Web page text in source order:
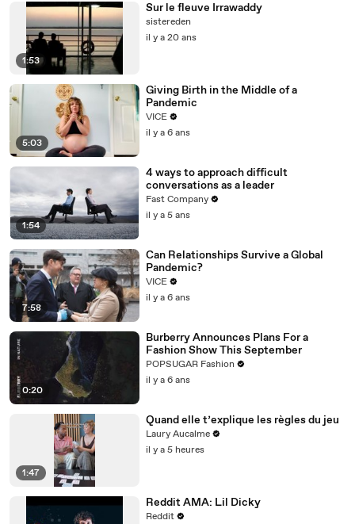
1:53
Sur le fleuve Irrawaddy
sistereden
il y a 20 ans
5:03
Giving Birth in the Middle of a
Pandemic
VICE
il y a 6 ans
1:54
4 ways to approach difficult
conversations as a leader
Fast Company
il y a 5 ans
7:58
Can Relationships Survive a Global
Pandemic?
VICE
il y a 6 ans
0:20
Burberry Announces Plans For a
Fashion Show This September
POPSUGAR Fashion
il y a 6 ans
1:47
Quand elle t’explique les règles du jeu
Laury Aucalme
il y a 5 heures
Reddit AMA: Lil Dicky
Reddit